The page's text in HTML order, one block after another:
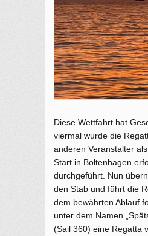
Diese Wettfahrt hat
viermal wurde die
anderen Veranstalter als
Start in Boltenhagen
durchgeführt. Nun
den Stab und führt die
dem bewährten Ablauf
unter dem Namen
(Sail 360) eine Regatta